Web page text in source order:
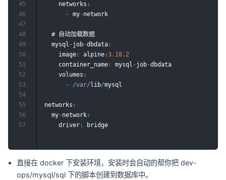
    networks
:
-
my- network
  # 自动加载数据
  mysql
- job-dbdata :
    image
: alpine :3.18.2
    container_name
: mysql - job-dbdata
    volumes
:
-
/var/ lib/mysql
networks :
  my
- network :
    driver
:
45
46
47
48
49
50
51
52
53
54
55
56
57
直接在 docker 下安装环境，安装时会自动的帮你把 dev-
ops/mysql/sql 下的脚本创建到数据库中。